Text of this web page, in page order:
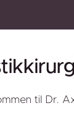
til Dr.